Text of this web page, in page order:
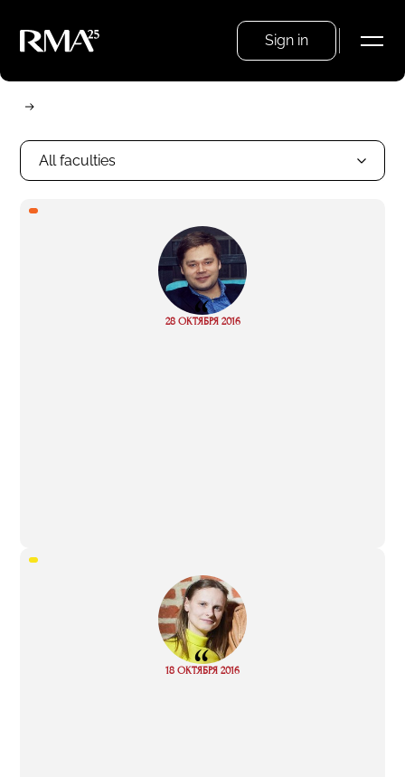
Sign in
All faculties
“
28 ОКТЯБРЯ 2016
Read
“
18 ОКТЯБРЯ 2016
Read